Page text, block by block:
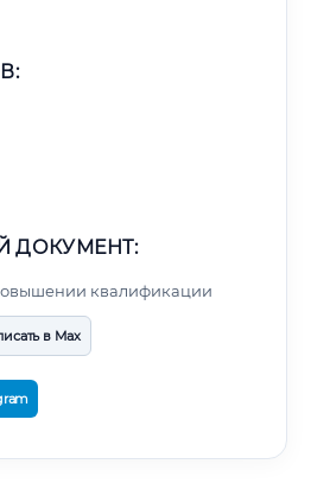
ДОКУМЕНТ:
квалификации
в Max